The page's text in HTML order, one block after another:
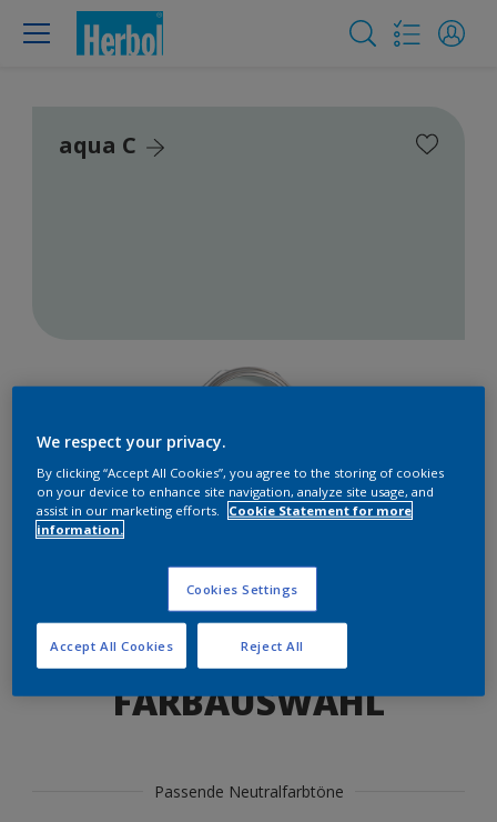
aqua C
Produkte in diesem Farbton finden
FARBAUSWAHL
Passende Neutralfarbtöne
We respect your privacy.
By clicking “Accept All Cookies”, you agree to the storing of cookies
on your device to enhance site navigation, analyze site usage, and
assist in our marketing efforts.
Cookie Statement for more
information.
Cookies Settings
Reject All
Accept All Cookies